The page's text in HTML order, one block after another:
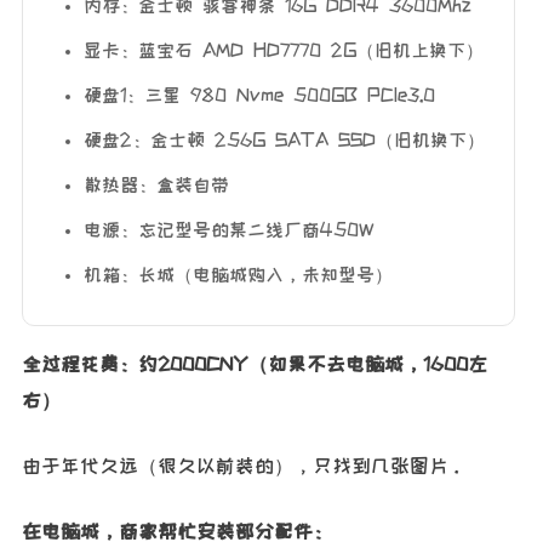
内存：金士顿 骇客神条 16G DDR4 3600Mhz
显卡：蓝宝石 AMD HD7770 2G（旧机上换下）
硬盘1：三星 980 Nvme 500GB PCIe3.0
硬盘2：金士顿 256G SATA SSD（旧机换下）
散热器：盒装自带
电源：忘记型号的某二线厂商450W
机箱：长城（电脑城购入，未知型号）
全过程花费：约2000CNY（如果不去电脑城，1600左
右）
由于年代久远（很久以前装的），只找到几张图片。
在电脑城，商家帮忙安装部分配件：